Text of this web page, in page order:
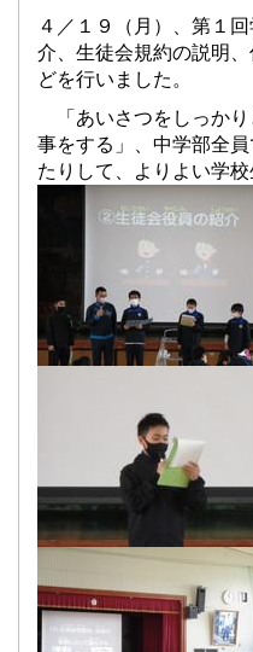
４／１９（月）、第１
介、生徒会規約の説明
どを行いました。
「あいさつをしっかり
事をする」、中学部全
たりして、よりよい学